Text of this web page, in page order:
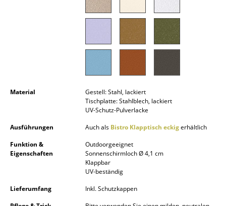
Stapelbetten
... alle Betten
Material
Gestell: Stahl, lackiert
Tischplatte: Stahlblech, lackiert
UV-Schutz-Pulverlacke
Ausführungen
Auch als Bistro Klapptisch eckigerhältlich
Funktion &
Eigenschaften
Outdoorgeeignet
Sonnenschirmloch Ø 4,1 cm
Klappbar
UV-beständig
Lieferumfang
Inkl. Schutzkappen